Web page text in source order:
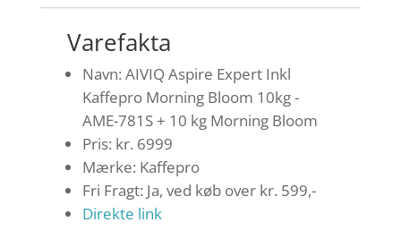
Varefakta
Navn: AIVIQ Aspire Expert Inkl
Kaffepro Morning Bloom 10kg -
AME-781S + 10 kg Morning Bloom
Pris: kr. 6999
Mærke: Kaffepro
Fri Fragt: Ja, ved køb over kr. 599,-
Direkte link